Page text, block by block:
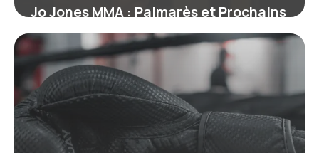
Jo Jones MMA : Palmarès et Prochains
Combats
19 juin 2026